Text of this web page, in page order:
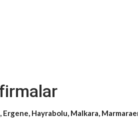
Ergene, Hayrabolu, Malkara,